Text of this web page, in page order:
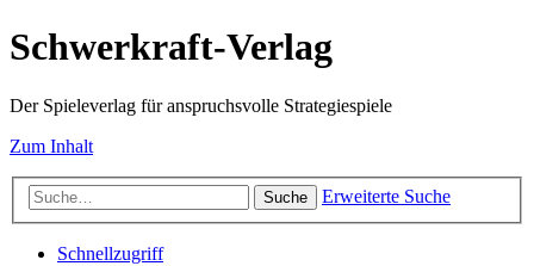
Schwerkraft-Verlag
Der Spieleverlag für anspruchsvolle Strategiespiele
Zum Inhalt
Suche Erweiterte Suche
Schnellzugriff